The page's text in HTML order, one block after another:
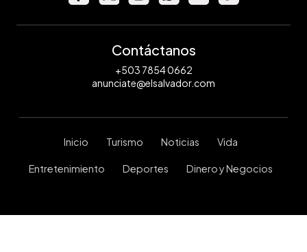
Contáctanos
+503 7854 0662
anunciate@elsalvador.com
Inicio Turismo Noticias Vida
Entretenimiento Deportes Dinero y Negocios